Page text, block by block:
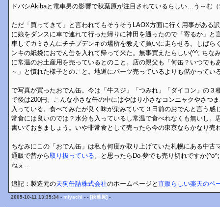
ドバシAkibaと電車男の影響で秋葉原が注目されているらしい…う～む
ただ「買ってきて」と言われてもそうそうLAOX方面に行く用事がある
に娘をダンスに車で連れて行った帰りに神田を通ったので「寄るか」と
車してカミさんにチチブデンキの場所を教えて買いに走らせる。しばら
ンキの紙袋におでん缶を入れて帰って来た。無事買えたらしい(^^; ちな
に常温のお土産用を売っているとのこと。店の親父も「何缶？いつでも
～」と慣れた様子とのこと。地道にパーツ売っているよりも儲かってい
で写真が買ったおでん缶。今は「牛スジ」「つみれ」「ダイコン」の３
で後は200円。こんな小さな缶の中にはやはり小さなコンニャクやさつ
入っている。食べてみたが良く味が染みていて３日前のおでんと言う感
常食には良いのでは？水分も入っているし常温で食べれなくも無いし。
書いておきましょう。いや非常食として売ったら今の東京ならかなり売
ちなみにこの「おでん缶」は私も何度か取り上げていた札幌にある中古
通販で昔から取り扱っている。と思ったらDo-夢でも売り切れですか
ねぇ…
追記：製造元の天狗缶詰株式会社のホームページと 直販らしい楽天のペ
2005-10-11 13:35:34 - miyachi - - [秋葉原] -